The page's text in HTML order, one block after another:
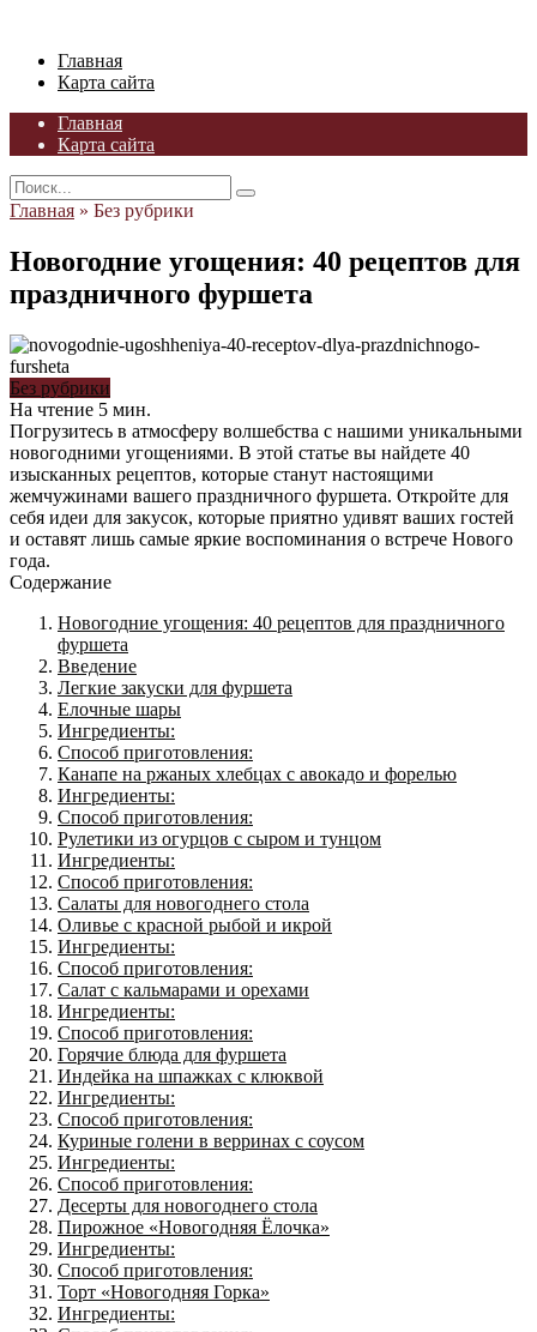
contentГлавная
Карта сайта
Главная
Карта сайта
Search
for:
Главная » Без рубрики
Новогодние угощения: 40 рецептов для
праздничного фуршета
Без рубрики
На чтение 5 мин.
Погрузитесь в атмосферу волшебства с нашими уникальными
новогодними угощениями. В этой статье вы найдете 40
изысканных рецептов, которые станут настоящими
жемчужинами вашего праздничного фуршета. Откройте для
себя идеи для закусок, которые приятно удивят ваших гостей
и оставят лишь самые яркие воспоминания о встрече Нового
года.
Содержание
Новогодние угощения: 40 рецептов для праздничного
фуршета
Введение
Легкие закуски для фуршета
Елочные шары
Ингредиенты:
Способ приготовления:
Канапе на ржаных хлебцах с авокадо и форелью
Ингредиенты:
Способ приготовления:
Рулетики из огурцов с сыром и тунцом
Ингредиенты:
Способ приготовления:
Салаты для новогоднего стола
Оливье с красной рыбой и икрой
Ингредиенты:
Способ приготовления:
Салат с кальмарами и орехами
Ингредиенты:
Способ приготовления:
Горячие блюда для фуршета
Индейка на шпажках с клюквой
Ингредиенты:
Способ приготовления:
Куриные голени в верринах с соусом
Ингредиенты:
Способ приготовления:
Десерты для новогоднего стола
Пирожное «Новогодняя Ёлочка»
Ингредиенты:
Способ приготовления:
Торт «Новогодняя Горка»
Ингредиенты: